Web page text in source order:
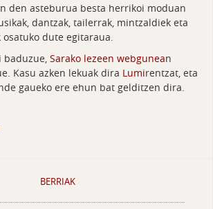
den asteburua besta herrikoi moduan
dantzak, tailerrak, mintzaldiek eta
dute egitaraua.
Sarako lezeen webgunean
Kasu azken lekuak dira Lumirentzat, eta
gaueko ere ehun bat gelditzen dira.
BERRIAK